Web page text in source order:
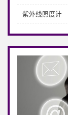
紫外线照度计